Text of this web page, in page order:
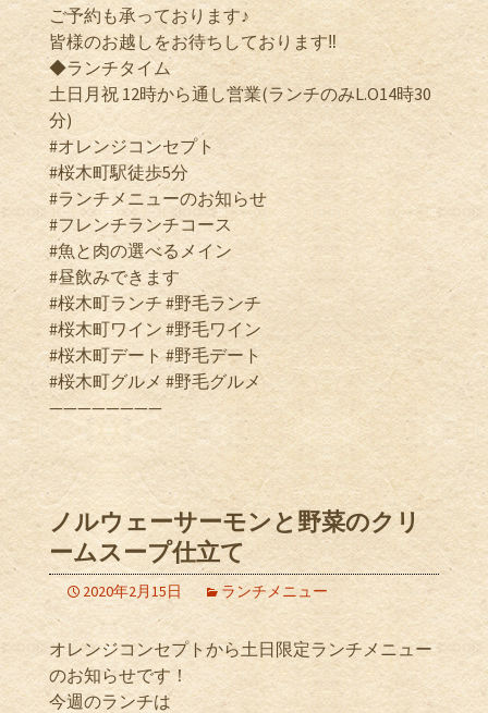
ご予約も承っております♪
皆様のお越しをお待ちしております‼️
◆ランチタイム
土日月祝 12時から通し営業(ランチのみL.O14時30
分)
#オレンジコンセプト
#桜木町駅徒歩5分
#ランチメニューのお知らせ
#フレンチランチコース
#魚と肉の選べるメイン
#昼飲みできます
#桜木町ランチ #野毛ランチ
#桜木町ワイン #野毛ワイン
#桜木町デート #野毛デート
#桜木町グルメ #野毛グルメ
————————
ノルウェーサーモンと野菜のクリ
ームスープ仕立て
2020年2月15日 ランチメニュー
オレンジコンセプトから土日限定ランチメニュー
のお知らせです！
今週のランチは